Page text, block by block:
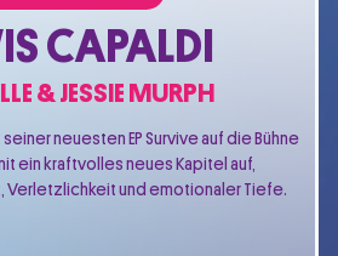
CAPALDI
& JESSIE MURPH
neuesten EP Survive auf die Bühne
ein kraftvolles neues Kapitel auf,
Verletzlichkeit und emotionaler Tiefe.